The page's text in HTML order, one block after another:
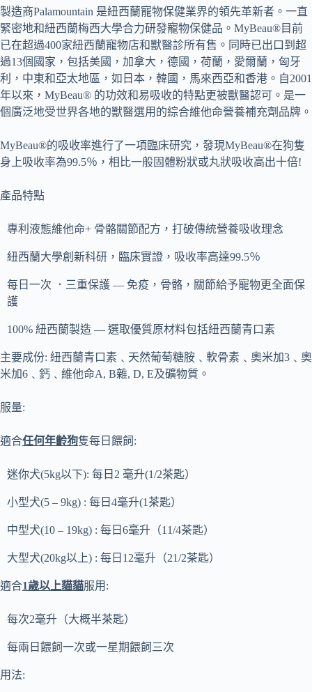
製造商Palamountain 是紐西蘭寵物保健業界的領先革新者。一直
緊密地和紐西蘭梅西大學合力研發寵物保健品。MyBeau®目前
已在超過400家紐西蘭寵物店和獸醫診所有售。同時已出口到超
過13個國家，包括美國，加拿大，德國，荷蘭，愛爾蘭，匈牙
利，中東和亞太地區，如日本，韓國，馬來西亞和香港。自2001
年以來，MyBeau® 的功效和易吸收的特點更被獸醫認可。是一
個廣泛地受世界各地的獸醫選用的綜合維他命營養補充劑品牌。
MyBeau®的吸收率進行了一項臨床研究，發現MyBeau®在狗隻
身上吸收率為99.5％，相比一般固體粉狀或丸狀吸收高出十倍!
產品特點
專利液態維他命+ 骨骼關節配方，打破傳統營養吸收理念
紐西蘭大學創新科研，臨床實證，吸收率高達99.5％
每日一次 ．三重保護 — 免疫，骨骼，關節給予寵物更全面保
護
100% 紐西蘭製造 — 選取優質原材料包括紐西蘭青口素
主要成份: 紐西蘭青口素﹑天然葡萄糖胺﹑軟骨素﹑奧米加3﹑奧
米加6﹑鈣﹑維他命A, B雜, D, E及礦物質。
服量:
適合任何年齡狗隻每日餵飼:
迷你犬(5kg以下): 每日2 毫升(1/2茶匙）
小型犬(5 – 9kg) : 每日4毫升(1茶匙）
中型犬(10 – 19kg) : 每日6毫升（11/4茶匙）
大型犬(20kg以上) : 每日12毫升（21/2茶匙）
適合1歲以上貓貓服用:
每次2毫升（大概半茶匙）
每兩日餵飼一次或一星期餵飼三次
用法: